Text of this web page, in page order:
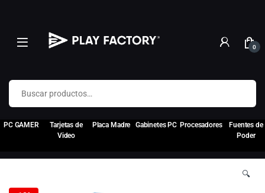
0
Buscar por:
PC GAMER
Tarjetas de
Video
Placa Madre Gabinetes PC Procesadores
Fuentes de
Poder
🔍